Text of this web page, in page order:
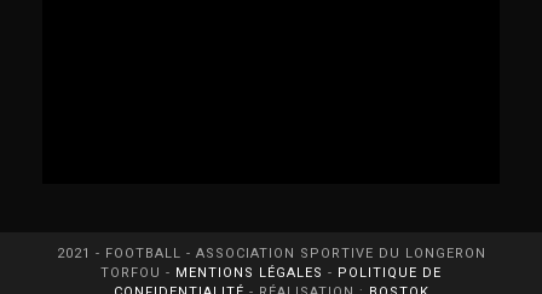
2021 - FOOTBALL - ASSOCIATION SPORTIVE DU LONGERON
TORFOU - MENTIONS LÉGALES - POLITIQUE DE